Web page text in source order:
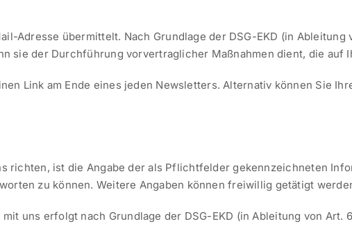
Adresse übermittelt. Nach Grundlage der DSG-EKD (in Ableitung
sie der Durchführung vorvertraglicher Maßnahmen dient, die auf
Link am Ende eines jeden Newsletters. Alternativ können Sie
richten, ist die Angabe der als Pflichtfelder gekennzeichneten
zu können. Weitere Angaben können freiwillig getätigt
uns erfolgt nach Grundlage der DSG-EKD (in Ableitung von Art.